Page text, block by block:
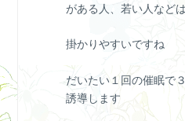
がある人、若い人などは
掛かりやすいですね
だいたい１回の催眠で
誘導します